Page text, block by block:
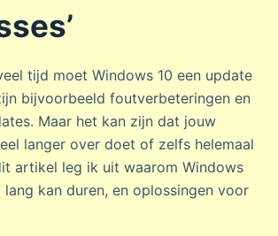
tijd moet Windows 10 een update
bijvoorbeeld foutverbeteringen en
Maar het kan zijn dat jouw
langer over doet of zelfs helemaal
artikel leg ik uit waarom Windows
lang kan duren, en oplossingen voor